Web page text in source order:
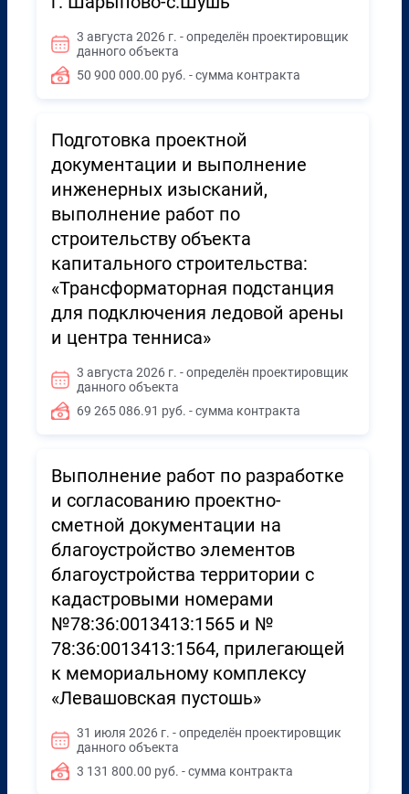
3 августа 2026 г. - определён проектировщик
данного объекта
50 900 000.00 руб. - сумма контракта
Подготовка проектной
документации и выполнение
инженерных изысканий,
выполнение работ по
строительству объекта
капитального строительства:
«Трансформаторная подстанция
для подключения ледовой арены
и центра тенниса»
3 августа 2026 г. - определён проектировщик
данного объекта
69 265 086.91 руб. - сумма контракта
Выполнение работ по разработке
и согласованию проектно-
сметной документации на
благоустройство элементов
благоустройства территории с
кадастровыми номерами
№78:36:0013413:1565 и №
78:36:0013413:1564, прилегающей
к мемориальному комплексу
«Левашовская пустошь»
31 июля 2026 г. - определён проектировщик
данного объекта
3 131 800.00 руб. - сумма контракта